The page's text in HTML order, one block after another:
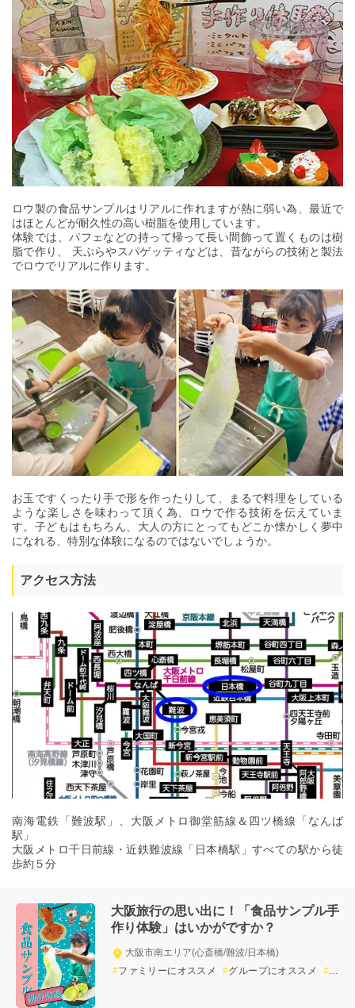
ロウ製の食品サンプルはリアルに作れますが熱に弱い為、最近で
はほとんどが耐久性の高い樹脂を使用しています。
体験では、パフェなどの持って帰って長い間飾って置くものは樹
脂で作り、 天ぷらやスパゲッティなどは、昔ながらの技術と製法
でロウでリアルに作ります。
お玉ですくったり手で形を作ったりして、まるで料理をしている
ような楽しさを味わって頂く為、ロウで作る技術を伝えていま
す。子どもはもちろん、大人の方にとってもどこか懐かしく夢中
になれる、特別な体験になるのではないでしょうか。
アクセス方法
南海電鉄「難波駅」、大阪メトロ御堂筋線＆四ツ橋線「なんば
駅」
大阪メトロ千日前線・近鉄難波線「日本橋駅」すべての駅から徒
歩約５分
大阪旅行の思い出に！「食品サンプル手
作り体験」はいかがですか？
大阪市南エリア(心斎橋/難波/日本橋)
ファミリーにオススメ
グループにオススメ
お